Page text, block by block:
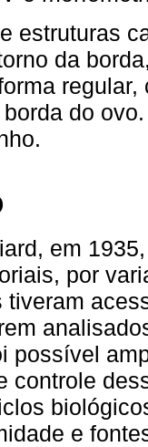
estruturas
da
do
em
por
possível
controle
e